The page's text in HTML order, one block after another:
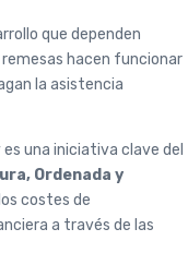
que dependen
hacen funcionar
la asistencia
una iniciativa clave del
Ordenada y
costes de
a través de las